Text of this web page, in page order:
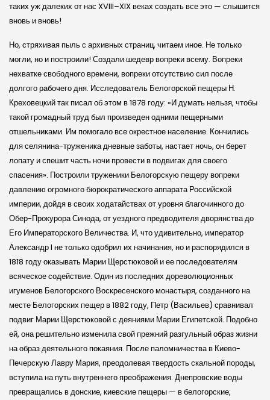
таких уж далеких от нас XVIII–XIX веках создать все это — слышится
вновь и вновь!
Но, стряхивая пыль с архивных страниц, читаем иное. Не только
могли, но и построили! Создали шедевр вопреки всему. Вопреки
нехватке свободного времени, вопреки отсутствию сил после
долгого рабочего дня. Исследователь Белогорской пещеры Н.
Креховецкий так писал об этом в 1878 го­ду: «И думать нельзя, чтобы
такой громадный труд был произведен одними пещерными
отшельниками. Им помогало все окрестное население. Кончились
для селянина-труженика дневные заботы, настает ночь, он берет
лопату и спешит часть ночи провести в подвигах для своего
спасения». Построили труженики Белогорскую пещеру вопреки
давлению огромного бюрократического аппарата Российской
империи, дойдя в своих ходатайствах от уровня благочинного до
Обер-Прокурора Синода, от уездного предводителя дворянства до
Его Императорского Величества. И, что удивительно, император
Александр I не только одобрил их начинания, но и распорядился в
1818 году оказывать Марии Щерстюковой и ее последователям
всяческое содействие. Один из последних дореволюционных
игуменов Белогорского Воскресенского монастыря, созданного на
месте Белогорских пещер в 1882 году, Петр (Васильев) сравнивал
подвиг Марии Щерстюковой с деяниями Марии Египетской. Подобно
ей, она решительно изменила свой прежний разгульный образ жизни
на образ деятельного покаяния. После паломничества в Киево-
Печерскую Лавру Мария, преодолевая твердость скальной породы,
вступила на путь внутреннего преображения. Днепровские воды
превращались в донские, киевские пещеры — в белогорские,